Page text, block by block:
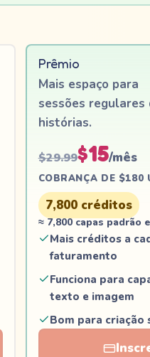
Prêmio
Mais espaço para
sessões regulares
histórias.
$29.99$15/mês
COBRANÇA DE $180
7,800 créditos
≈ 7,800 capas padrão
Mais créditos a
faturamento
Funciona para
texto e imagem
Bom para criação